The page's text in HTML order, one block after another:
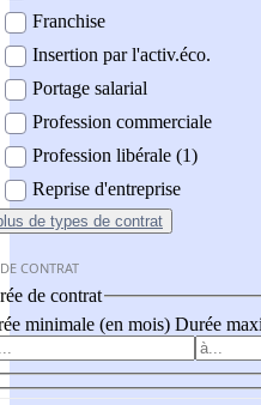
Franchise
Insertion par l'activ.éco.
Portage salarial
Profession commerciale
Profession libérale (1)
Reprise d'entreprise
de types de contrat
CONTRAT
de contrat
minimale (en mois) Durée